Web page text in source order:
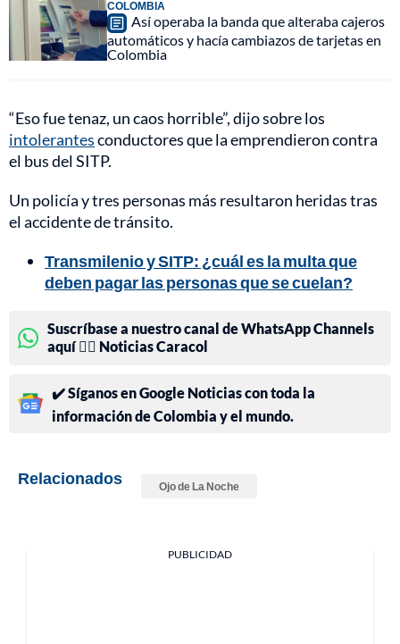
COLOMBIA
Así operaba la banda que alteraba cajeros
automáticos y hacía cambiazos de tarjetas en
Colombia
“Eso fue tenaz, un caos horrible”, dijo sobre los
intolerantesconductores que la emprendieron contra
el bus del SITP.
Un policía y tres personas más resultaron heridas tras
el accidente de tránsito.
Transmilenio y SITP: ¿cuál es la multa que
deben pagar las personas que se cuelan?
Suscríbase a nuestro canal de WhatsApp Channels
aquí 👉🏻 Noticias Caracol
✔️ Síganos en Google Noticias con toda la
información de Colombia y el mundo.
Relacionados Ojo de La Noche
PUBLICIDAD